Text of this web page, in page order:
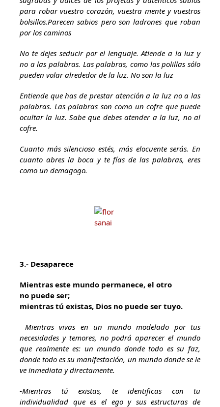
para robar vuestro corazón, vuestra mente y vuestros
bolsillos.Parecen sabios pero son ladrones que roban
por los caminos
No te dejes seducir por el lenguaje. Atiende a la luz y
no a las palabras. Las palabras, como las polillas sólo
pueden volar alrededor de la luz. No son la luz
Entiende que has de prestar atención a la luz no a las
palabras. Las palabras son como un cofre que puede
ocultar la luz. Sabe que debes atender a la luz, no al
cofre.
Cuanto más silencioso estés, más elocuente serás. En
cuanto abres la boca y te fías de las palabras, eres
como un demagogo.
3.- Desaparece
Mientras este mundo permanece, el otro
no puede ser;
mientras tú existas, Dios no puede ser tuyo.
Mientras vivas en un mundo modelado por tus
necesidades y temores, no podrá aparecer el mundo
que realmente es: un mundo donde todo es su faz,
donde todo es su manifestación, un mundo donde se le
ve inmediata y directamente.
-Mientras tú existas, te identificas con tu
individualidad que es el ego y sus estructuras de